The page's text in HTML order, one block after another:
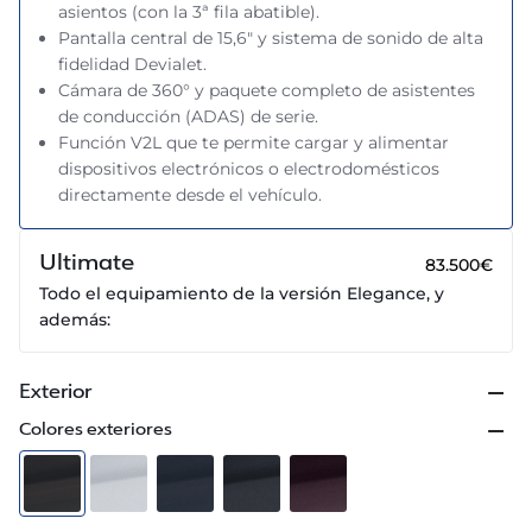
asientos (con la 3ª fila abatible).
Pantalla central de 15,6" y sistema de sonido de alta
fidelidad Devialet.
Cámara de 360° y paquete completo de asistentes
de conducción (ADAS) de serie.
Función V2L que te permite cargar y alimentar
dispositivos electrónicos o electrodomésticos
directamente desde el vehículo.
Ultimate
83.500€
Todo el equipamiento de la versión Elegance, y
además:
Exterior
Colores exteriores